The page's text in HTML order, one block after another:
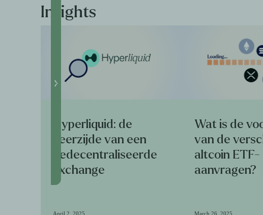
Insights
Hyperliquid: de
keerzijde van een
gedecentraliseerde
exchange
April 2, 2025
Wat is de
van de
altcoin ETF-
aanvragen?
March 26, 2025